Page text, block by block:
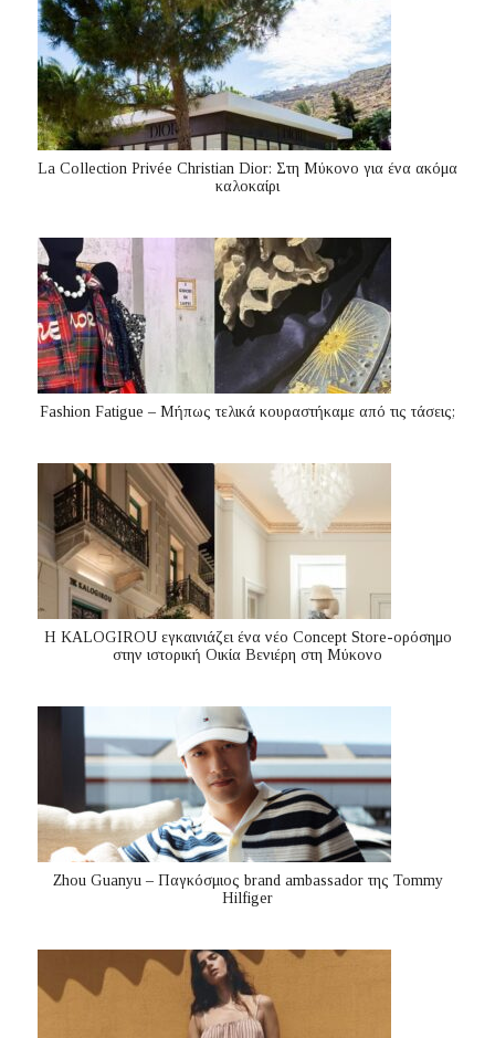
La Collection Privée Christian Dior: Στη Μύκονο για ένα ακόμα
καλοκαίρι
Fashion Fatigue – Μήπως τελικά κουραστήκαμε από τις τάσεις;
Η KALOGIROU εγκαινιάζει ένα νέο Concept Store-ορόσημο
στην ιστορική Οικία Βενιέρη στη Μύκονο
Zhou Guanyu – Παγκόσμιος brand ambassador της Tommy
Hilfiger